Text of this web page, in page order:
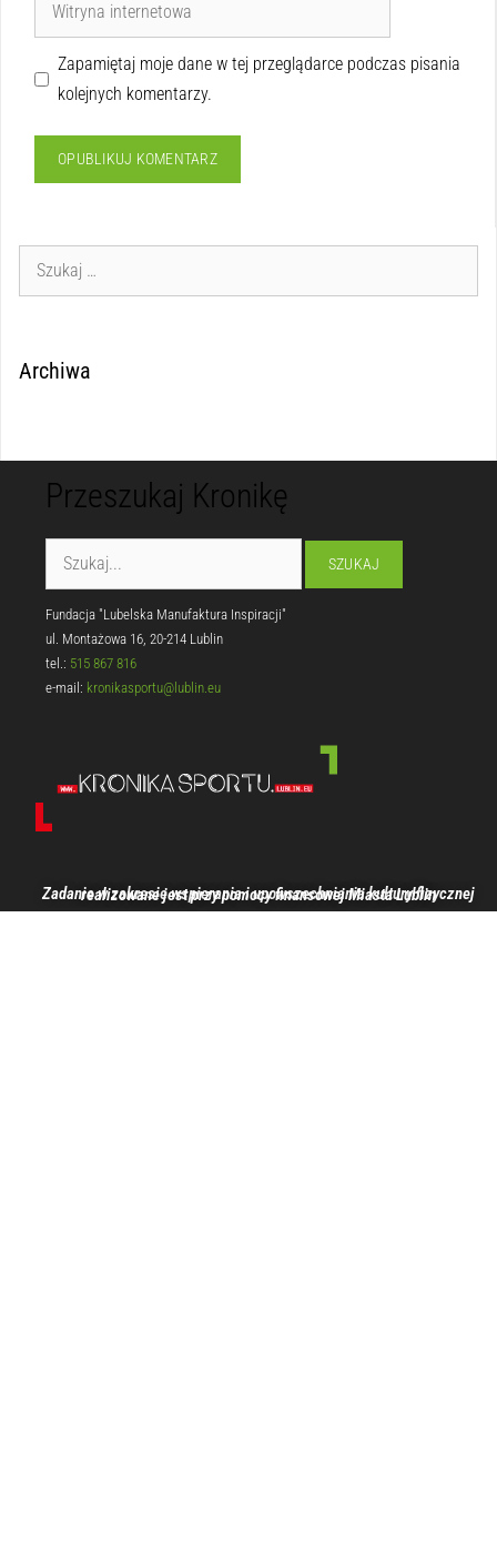
Zapamiętaj moje dane w tej przeglądarce podczas pisania
kolejnych komentarzy.
Archiwa
Przeszukaj Kronikę
Fundacja "Lubelska Manufaktura Inspiracji"
ul. Montażowa 16, 20-214 Lublin
tel.: 515 867 816
e-mail: kronikasportu@lublin.eu
Zadanie w zakresie wspierania i upowszechniania kultury fizycznej realizowane jest przy pomocy finansowej Miasta Lublin